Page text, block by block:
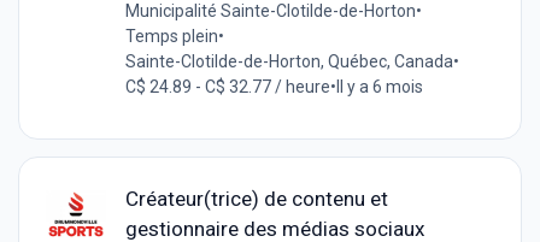
Municipalité Sainte-Clotilde-de-Horton•
Temps plein•
Sainte-Clotilde-de-Horton, Québec, Canada•
C$ 24.89 - C$ 32.77 / heure• Il y a 6 mois
Créateur(trice) de contenu et
gestionnaire des médias sociaux